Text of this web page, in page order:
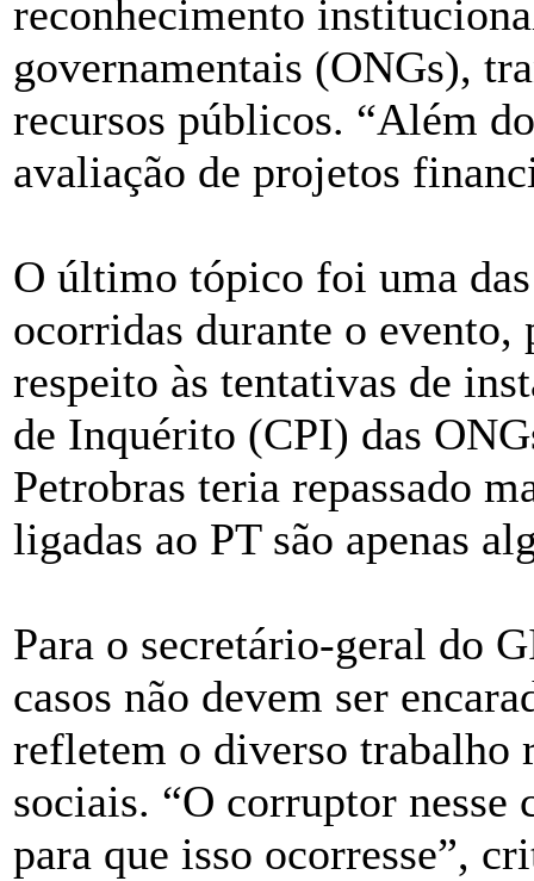
reconhecimento
governamentais (ONGs),
recursos públicos. “Além
avaliação de projetos
O último tópico foi uma
ocorridas durante o
respeito às tentativas de
de Inquérito (CPI) das
Petrobras teria repassado
ligadas ao PT são apenas
Para o secretário-geral do
casos não devem ser
refletem o diverso trabalho
sociais. “O corruptor nesse
para que isso ocorresse”,